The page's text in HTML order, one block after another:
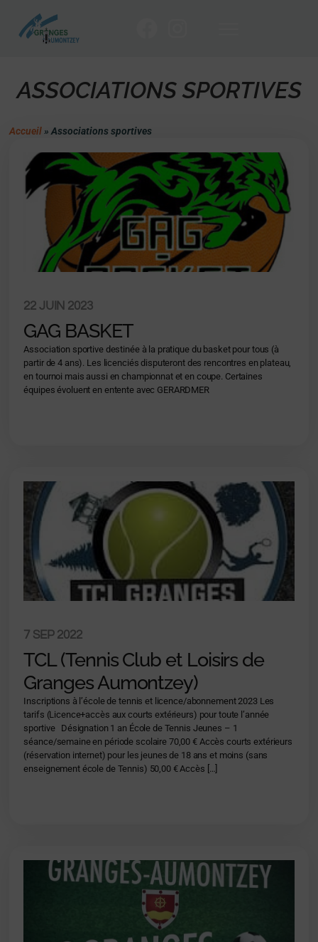
ASSOCIATIONS SPORTIVES
Accueil»Associations sportives
22 JUIN 2023
GAG BASKET
Association sportive destinée à la pratique du basket pour tous (à
partir de 4 ans). Les licenciés disputeront des rencontres en plateau,
en tournoi mais aussi en championnat et en coupe. Certaines
équipes évoluent en entente avec GERARDMER
7 SEP 2022
TCL (Tennis Club et Loisirs de
Granges Aumontzey)
Inscriptions à l’école de tennis et licence/abonnement 2023 Les
tarifs (Licence+accès aux courts extérieurs) pour toute l’année
sportive Désignation 1 an École de Tennis Jeunes – 1
séance/semaine en période scolaire 70,00 € Accès courts extérieurs
(réservation internet) pour les jeunes de 18 ans et moins (sans
enseignement école de Tennis) 50,00 € Accès […]